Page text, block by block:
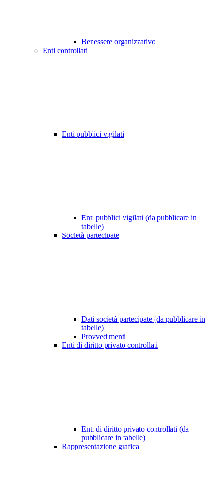
Benessere organizzativo
Enti controllati
Enti pubblici vigilati
Enti pubblici vigilati (da pubblicare in
tabelle)
Società partecipate
Dati società partecipate (da pubblicare in
tabelle)
Provvedimenti
Enti di diritto privato controllati
Enti di diritto privato controllati (da
pubblicare in tabelle)
Rappresentazione grafica